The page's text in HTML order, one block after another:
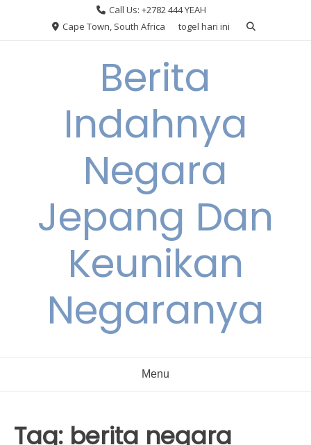
Call Us: +2782 444 YEAH
Cape Town, South Africa
togel hari ini
Berita
Indahnya
Negara
Jepang Dan
Keunikan
Negaranya
Menu
Tag: berita negara